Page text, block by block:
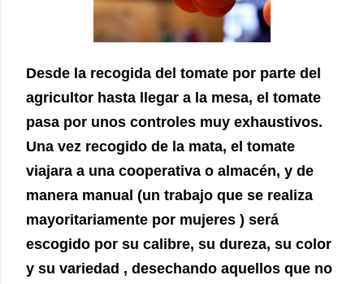
Desde la recogida del tomate por parte del
agricultor hasta llegar a la mesa, el tomate
pasa por unos controles muy exhaustivos.
Una vez recogido de la mata, el tomate
viajara a una cooperativa o almacén, y de
manera manual (un trabajo que se realiza
mayoritariamente por mujeres ) será
escogido por su calibre, su dureza, su color
y su variedad , desechando aquellos que no